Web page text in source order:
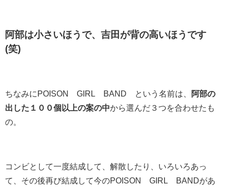
阿部は小さいほうで、吉田が背の高いほうです
(笑)
ちなみにPOISON GIRL BAND という名前は、
阿部の
出した１００個以上の案の中から選んだ３つを合わせたも
の。
コンビとして一度結成して、解散したり、いろいろあっ
て、その後再び結成して今のPOISON GIRL BANDがあ